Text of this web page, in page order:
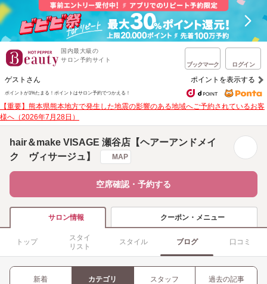
国内最大級の
サロン予約サイト
ブックマーク ログイン
ゲストさん ポイントを表示する
ポイントが1%たまる！ ポイントはサロン予約でつかえる！
【重要】熊本県熊本地方で発生した地震の影響のある地域へご予約されているお客
様へ（2026年7月28日）
hair＆make VISAGE 瀬谷店【ヘアーアンドメイ
ク ヴィサージュ】
MAP
空席確認・予約する
サロン情報 クーポン・メニュー
トップ
スタイ
リスト
スタイル ブログ 口コミ
新着 カテゴリ スタッフ 過去の記事